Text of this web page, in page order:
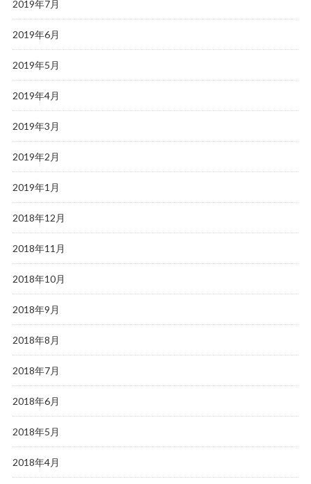
2019年7月
2019年6月
2019年5月
2019年4月
2019年3月
2019年2月
2019年1月
2018年12月
2018年11月
2018年10月
2018年9月
2018年8月
2018年7月
2018年6月
2018年5月
2018年4月